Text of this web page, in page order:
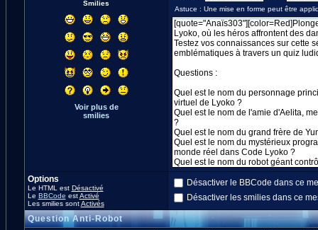
Smilies
Voir plus de
smilies
Options
Le HTML est Désactivé
Le BBCode estActivé
Les smilies sontActivés
Désactiver le BBCode dans ce
Désactiver les smilies dans ce
Question Anti-Robot